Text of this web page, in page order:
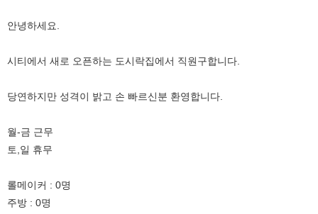
안녕하세요.
시티에서 새로 오픈하는 도시락집에서 직원구합니다.
당연하지만 성격이 밝고 손 빠르신분 환영합니다.
월-금 근무
토,일 휴무
롤메이커 : 0명
주방 : 0명